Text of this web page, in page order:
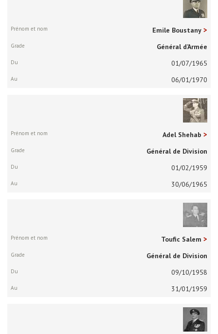
Emile Boustany
Général d’Armée
01/07/1965
06/01/1970
Adel Shehab
Général de Division
01/02/1959
30/06/1965
Toufic Salem
Général de Division
09/10/1958
31/01/1959